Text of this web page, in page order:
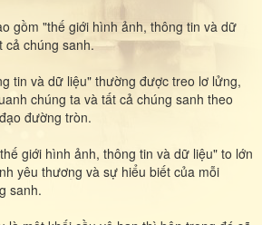
gồm "thế giới hình ảnh, thông tin và dữ
cả chúng sanh.
tin và dữ liệu" thường được treo lơ lửng,
chúng ta và tất cả chúng sanh theo
đường tròn.
giới hình ảnh, thông tin và dữ liệu" to lớn
yêu thương và sự hiểu biết của mỗi
sanh.